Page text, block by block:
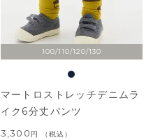
100/110/120/130
マートロストレッチデニムラ
イク6分丈パンツ
3,300 税込